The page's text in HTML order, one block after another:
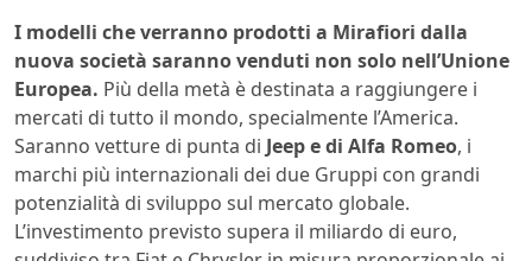
I modelli che verranno prodotti a Mirafiori dalla
nuova società saranno venduti non solo nell’Unione
Europea. Più della metà è destinata a raggiungere i
mercati di tutto il mondo, specialmente l’America.
Saranno vetture di punta di Jeep e di Alfa Romeo, i
marchi più internazionali dei due Gruppi con grandi
potenzialità di sviluppo sul mercato globale.
L’investimento previsto supera il miliardo di euro,